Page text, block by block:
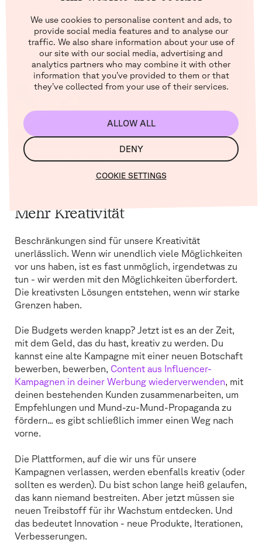
We use cookies to personalise content and ads, to
provide social media features and to analyse our
traffic. We also share information about your use of
our site with our social media, advertising and
analytics partners who may combine it with other
information that you’ve provided to them or that
they’ve collected from your use of their services.
ALLOW ALL
DENY
COOKIE SETTINGS
Photo by @neahenriiikka
Mehr Kreativität
Beschränkungen sind für unsere Kreativität
unerlässlich. Wenn wir unendlich viele Möglichkeiten
vor uns haben, ist es fast unmöglich, irgendetwas zu
tun - wir werden mit den Möglichkeiten überfordert.
Die kreativsten Lösungen entstehen, wenn wir starke
Grenzen haben.
Die Budgets werden knapp? Jetzt ist es an der Zeit,
mit dem Geld, das du hast, kreativ zu werden. Du
kannst eine alte Kampagne mit einer neuen Botschaft
bewerben, bewerben, Content aus Influencer-
Kampagnen in deiner Werbung wiederverwenden, mit
deinen bestehenden Kunden zusammenarbeiten, um
Empfehlungen und Mund-zu-Mund-Propaganda zu
fördern... es gibt schließlich immer einen Weg nach
vorne.
Die Plattformen, auf die wir uns für unsere
Kampagnen verlassen, werden ebenfalls kreativ (oder
sollten es werden). Du bist schon lange heiß gelaufen,
das kann niemand bestreiten. Aber jetzt müssen sie
neuen Treibstoff für ihr Wachstum entdecken. Und
das bedeutet Innovation - neue Produkte, Iterationen,
Verbesserungen.